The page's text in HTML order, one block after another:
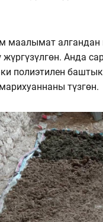
маалымат
жүргүзүлгөн. Анда
полиэтилен
түзгөн.